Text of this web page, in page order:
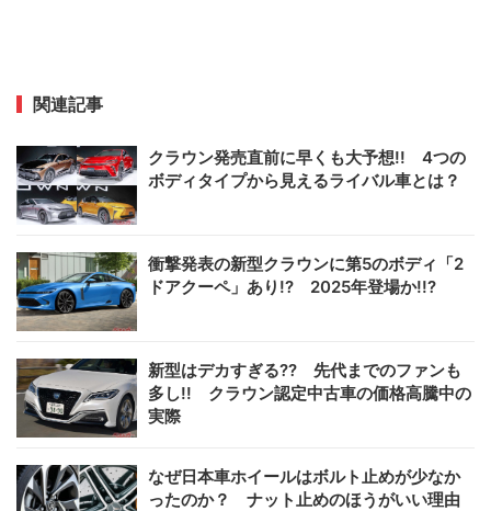
関連記事
クラウン発売直前に早くも大予想!! 4つの
ボディタイプから見えるライバル車とは？
衝撃発表の新型クラウンに第5のボディ「2
ドアクーペ」あり!? 2025年登場か!!?
新型はデカすぎる?? 先代までのファンも
多し!! クラウン認定中古車の価格高騰中の
実際
なぜ日本車ホイールはボルト止めが少なか
ったのか？ ナット止めのほうがいい理由